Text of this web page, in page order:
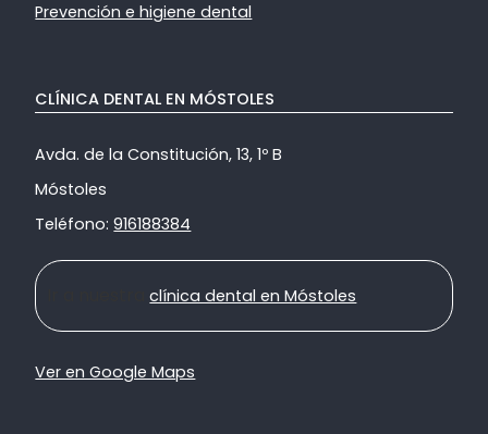
Prevención e higiene dental
CLÍNICA DENTAL EN MÓSTOLES
Avda. de la Constitución, 13, 1º B
Móstoles
Teléfono:916188384
Ir a nuestraclínica dental en Móstoles
Ver en Google Maps